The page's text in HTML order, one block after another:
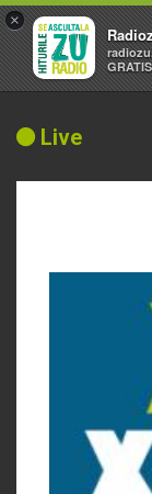
Live
×